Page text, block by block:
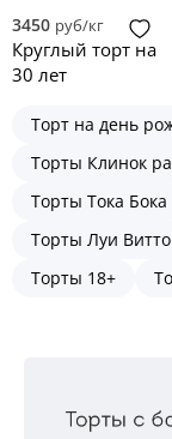
3450 руб/кг
Круглый торт на
30 лет
Торт на день
Торты Клинок
Торты Тока Бока
Торты Луи
Торты 18+